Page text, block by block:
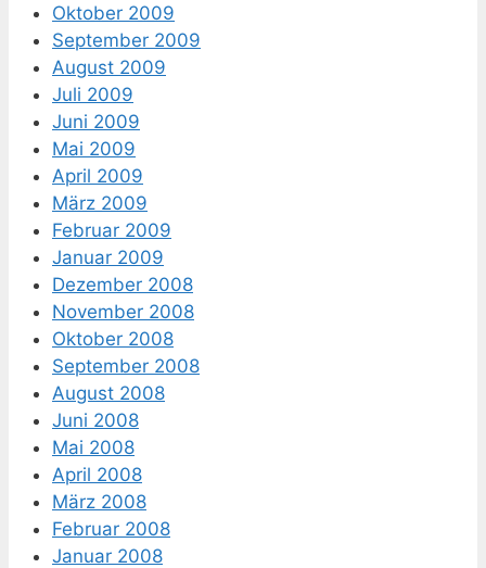
Oktober 2009
September 2009
August 2009
Juli 2009
Juni 2009
Mai 2009
April 2009
März 2009
Februar 2009
Januar 2009
Dezember 2008
November 2008
Oktober 2008
September 2008
August 2008
Juni 2008
Mai 2008
April 2008
März 2008
Februar 2008
Januar 2008